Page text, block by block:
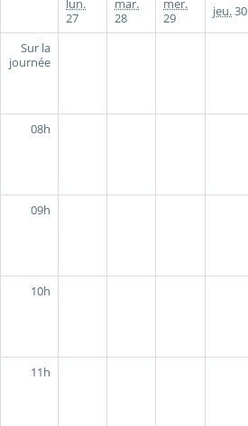
lun.
27
mar.
28
mer.
29
jeu.30
Sur la
journée
08h
09h
10h
11h